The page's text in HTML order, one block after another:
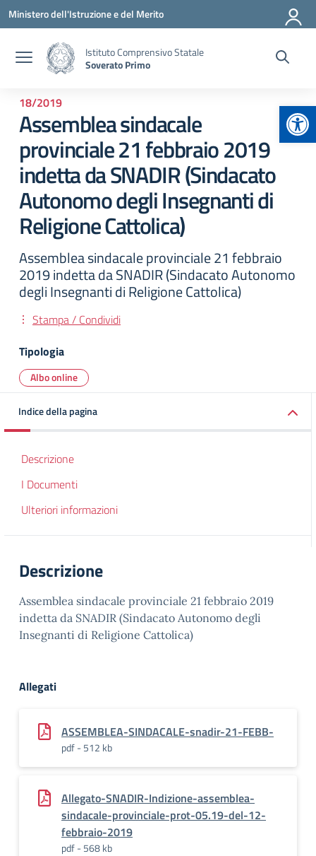
Vai ai contenuti
Vai al menu di navigazione
Vai al footer
Ministero dell'Istruzione e del Merito
Istituto Comprensivo Statale
Soverato Primo
18/2019
Assemblea sindacale
provinciale 21 febbraio 2019
indetta da SNADIR (Sindacato
Autonomo degli Insegnanti di
Religione Cattolica)
Assemblea sindacale provinciale 21 febbraio
2019 indetta da SNADIR (Sindacato Autonomo
degli Insegnanti di Religione Cattolica)
Stampa / Condividi
Tipologia
Albo online
Indice della pagina
Descrizione
I Documenti
Ulteriori informazioni
Descrizione
Assemblea sindacale provinciale 21 febbraio 2019
indetta da SNADIR (Sindacato Autonomo degli
Insegnanti di Religione Cattolica)
Allegati
ASSEMBLEA-SINDACALE-snadir-21-FEBB-
pdf - 512 kb
Allegato-SNADIR-Indizione-assemblea-
sindacale-provinciale-prot-05.19-del-12-
febbraio-2019
pdf - 568 kb